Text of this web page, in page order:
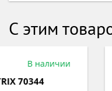
С этим
Пика SDS max